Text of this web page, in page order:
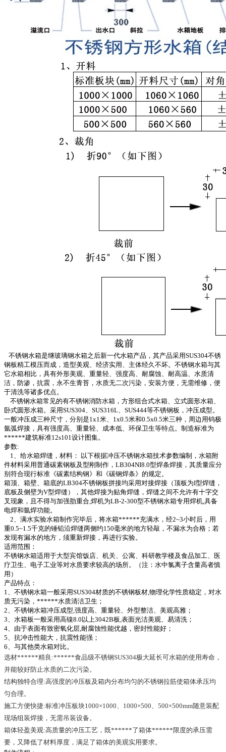
不锈钢水箱是继玻璃钢水箱之后新一代水箱产品，其产品采用SUS304不锈
钢板精工模压而成，造型美观、经济实用、主体经久不坏。不锈钢水箱与其
它水箱相比，具有外形美观、重量轻、强度高、耐腐蚀、耐高温、水质清
洁，防渗，抗震，永不生青苔，水质无二次污染，安装方便，无需维修，便
于清洗等诸多优点。
不锈钢水箱常见的有不锈钢消防水箱，方形组合式水箱、立式圆形水箱、
卧式圆形水箱。采用SUS304、SUS316L、SUS444等不锈钢板，冲压成型。
一般冲压成三种尺寸，分别是1x1米、1x0.5米和0.5x0.5米三种，周边用钨极
氩弧焊接，具有强度高、重量轻、成本低、环保卫生等特点。制造标准为
******建筑标准12s101设计图集。
参数:
1、给水箱焊缝，材料： 以下根据冲压不锈钢水箱技术参数编制，水箱附
件材料采用普通碳素钢板及型刚制作，LB304NI8.0型焊条焊接，其质量应分
别符合现行标准《碳素结构钢》和《碳钢焊条》的规定。
箱顶、箱壁、箱底的LB304不锈钢板拼接均采用对接焊接（顶板为I型焊缝，
底板及侧壁为V型焊缝），其他焊接为贴角焊缝，焊缝之间不允许有十字交
叉现象，且不得与加强肋重合,焊机为LB-2-300型不锈钢水箱专用焊机,具备
电焊和氩焊功能。
2、满水实验水箱制作完毕后，将水箱******充满水，经2~3小时后，用
重0.5~1.5千克的锤铅沿焊缝两侧约150毫米的地方轻敲，不漏水为合格；若
发现有漏水的地方，须重新焊接，再进行实验。
适用范围：
不锈钢水箱适用于大型宾馆饭店、机关、公寓、科研教学楼及食品加工、医
疗卫生、电子工业等对水质要求较高的场所。（注：水中氯离子含量高者慎
用）
产品特点：
1、不锈钢水箱一般采用SUS304材质的不锈钢板材,物理化学性质稳定，对水
质无污染，******水质清洁卫生；
2、不锈钢水箱冲压成型,强度高、重量轻、外型整洁、美观高雅；
3、水箱板一般采用高镍8.0以上3042B板,表面光洁美观、易清洗；
4、由于表面有致密氧化层,耐腐蚀性能优越，密封性能好；
5、抗冲击性能大，抗震性能强；
6、与其他类水箱对比。
选材******精良:******食品级不锈钢SUS304极大延长可水箱的使用寿命，
并能较好防止水质的二次污染。
结构独特合理:高强度的冲压板及箱内分布均匀的不锈钢拉筋使箱体承压均
匀合理。
施工方便快捷:标准冲压板块1000×1000、1000×500、500×500mm随意装配
现场组装焊接，无需吊装设备。
箱体轻盈美观:高质量的冲压工艺，既******了箱体******限度的承压需
要，又降低了材料厚度，满足了箱体的美观实用要求。